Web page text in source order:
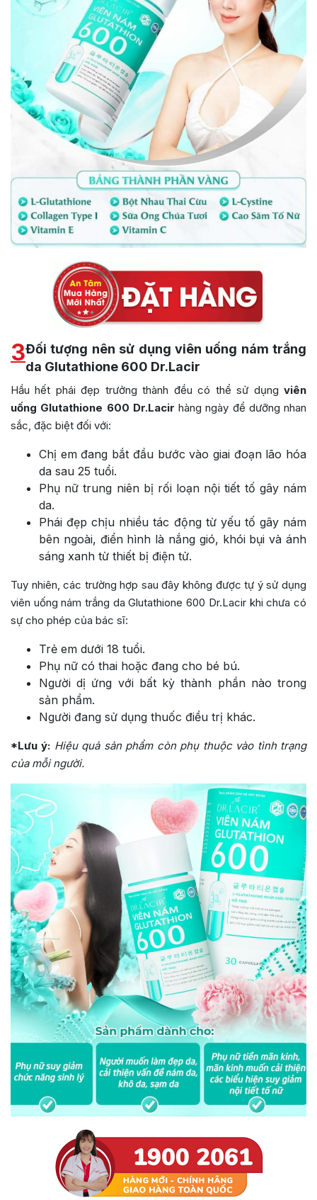
3Đối tượng nên sử dụng viên uống nám trắng
da Glutathione 600 Dr.Lacir
Hầu hết phái đẹp trưởng thành đều có thể sử dụng viên
uống Glutathione 600 Dr.Lacir hàng ngày để dưỡng nhan
sắc, đặc biệt đối với:
Chị em đang bắt đầu bước vào giai đoạn lão hóa
da sau 25 tuổi.
Phụ nữ trung niên bị rối loạn nội tiết tố gây nám
da.
Phái đẹp chịu nhiều tác động từ yếu tố gây nám
bên ngoài, điển hình là nắng gió, khói bụi và ánh
sáng xanh từ thiết bị điện tử.
Tuy nhiên, các trường hợp sau đây không được tự ý sử dụng
viên uống nám trắng da Glutathione 600 Dr.Lacir khi chưa có
sự cho phép của bác sĩ:
Trẻ em dưới 18 tuổi.
Phụ nữ có thai hoặc đang cho bé bú.
Người dị ứng với bất kỳ thành phần nào trong
sản phẩm.
Người đang sử dụng thuốc điều trị khác.
*Lưu ý: Hiệu quả sản phẩm còn phụ thuộc vào tình trạng
của mỗi người.